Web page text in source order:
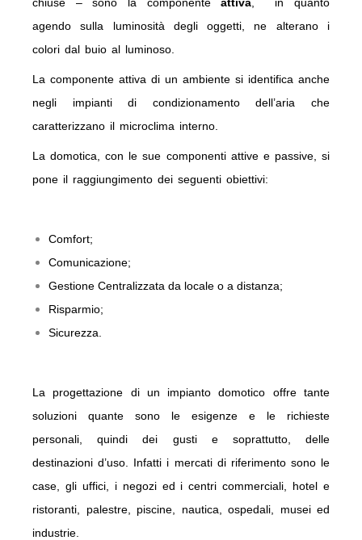
agendo sulla luminosità degli oggetti, ne alterano i
colori dal buio al luminoso.
La componente attiva di un ambiente si identifica anche
negli impianti di condizionamento dell’aria che
caratterizzano il microclima interno.
La domotica, con le sue componenti attive e passive, si
pone il raggiungimento dei seguenti obiettivi:
Comfort;
Comunicazione;
Gestione Centralizzata da locale o a distanza;
Risparmio;
Sicurezza.
La progettazione di un impianto domotico offre tante
soluzioni quante sono le esigenze e le richieste
personali, quindi dei gusti e soprattutto, delle
destinazioni d’uso. Infatti i mercati di riferimento sono le
case, gli uffici, i negozi ed i centri commerciali, hotel e
ristoranti, palestre, piscine, nautica, ospedali, musei ed
industrie.